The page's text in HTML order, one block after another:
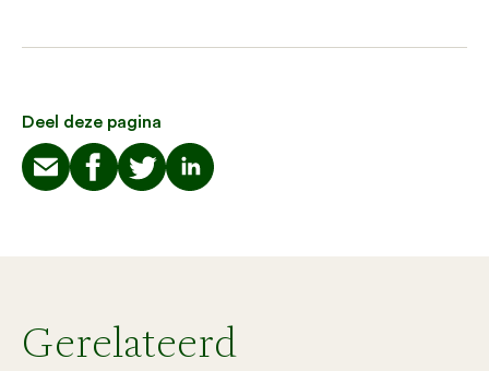
Deel deze pagina
Gerelateerd